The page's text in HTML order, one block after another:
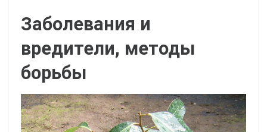
Заболевания и
вредители, методы
борьбы